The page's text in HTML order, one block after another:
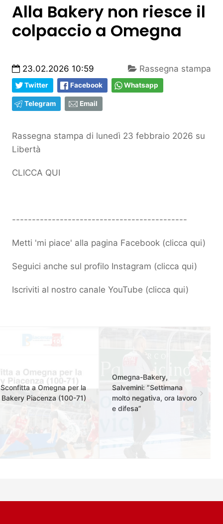
Alla Bakery non riesce il
colpaccio a Omegna
23.02.2026 10:59 Rassegna stampa
Twitter Facebook Whatsapp
Telegram Email
Rassegna stampa di lunedì 23 febbraio 2026 su
Libertà
CLICCA QUI
--------------------------------------------
Metti 'mi piace' alla pagina Facebook (clicca qui)
Seguici anche sul profilo Instagram (clicca qui)
Iscriviti al nostro canale YouTube (clicca qui)
Sconfitta a Omegna per la
Bakery Piacenza (100-71)
Omegna-Bakery,
Salvemini: “Settimana
molto negativa, ora lavoro
e difesa”